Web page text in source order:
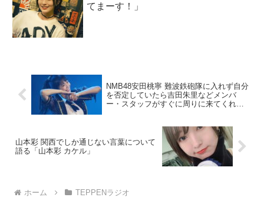
てまーす！」
NMB48安田桃寧 難波鉄砲隊に入れず自分
を否定していたら吉田朱里などメンバ
ー・スタッフがすぐに周りに来てくれた
山本彩 関西でしか通じない言葉について
語る「山本彩 カケル」
ホーム TEPPENラジオ